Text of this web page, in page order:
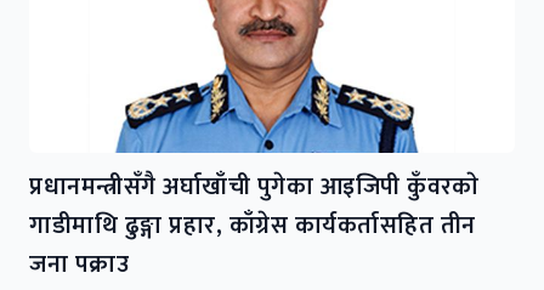
प्रधानमन्त्रीसँगै अर्घाखाँची पुगेका आइजिपी कुँवरकाे
गाडीमाथि ढुङ्गा प्रहार, काँग्रेस कार्यकर्तासहित तीन
जना पक्राउ